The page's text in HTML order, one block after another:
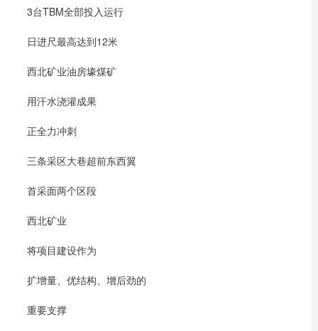
3台TBM全部投入运行
日进尺最高达到12米
西北矿业油房壕煤矿
用汗水浇灌成果
正全力冲刺
三条采区大巷超前东西翼
首采面两个区段
西北矿业
将项目建设作为
扩增量、优结构、增后劲的
重要支撑